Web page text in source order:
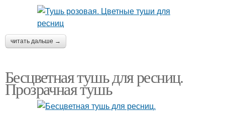
читать дальше →
Бесцветная тушь для ресниц.
Прозрачная тушь